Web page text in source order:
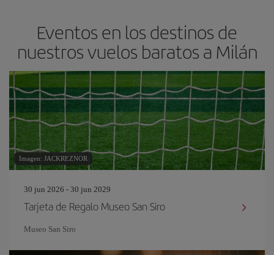
Eventos en los destinos de
nuestros vuelos baratos a Milán
Imagen: JACKREZNOR
30 jun 2026 - 30 jun 2029
Tarjeta de Regalo Museo San Siro
Museo San Siro